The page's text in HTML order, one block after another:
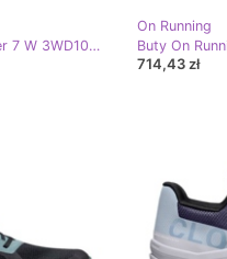
Buty On Running Cloudsurfer 7 W 3WD10441203 niebieskie
On Running
714,43 zł